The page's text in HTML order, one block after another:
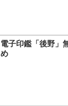
電子印鑑「後野」
め